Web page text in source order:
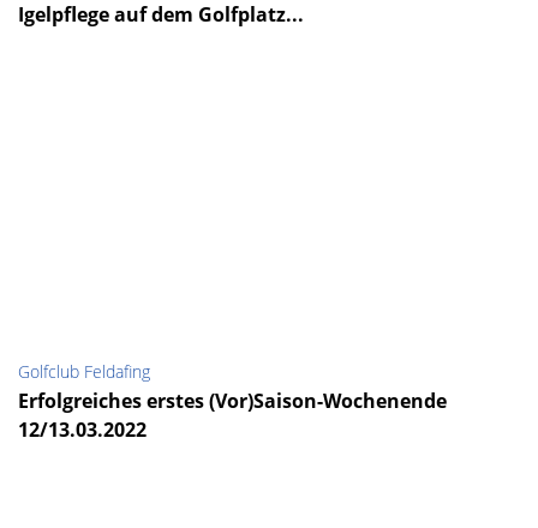
Igelpflege auf dem Golfplatz...
Golfclub Feldafing
Erfolgreiches erstes (Vor)Saison-Wochenende
12/13.03.2022